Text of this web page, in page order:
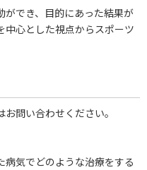
でき、目的にあった結果が
中心とした視点からスポーツ
問い合わせください。
気でどのような治療をする